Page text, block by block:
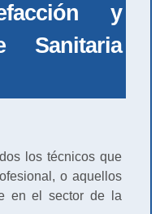
y
Sanitaria
los técnicos que
o aquellos
en el sector de la